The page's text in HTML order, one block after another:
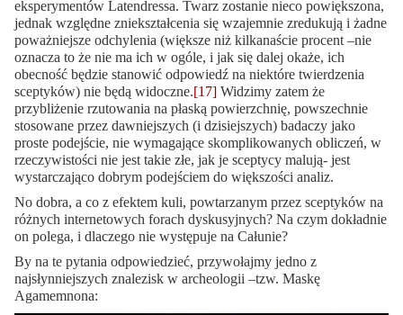
eksperymentów Latendressa. Twarz zostanie nieco powiększona,
jednak względne zniekształcenia się wzajemnie zredukują i żadne
poważniejsze odchylenia (większe niż kilkanaście procent –nie
oznacza to że nie ma ich w ogóle, i jak się dalej okaże, ich
obecność będzie stanowić odpowiedź na niektóre twierdzenia
sceptyków) nie będą widoczne.[17] Widzimy zatem że
przybliżenie rzutowania na płaską powierzchnię, powszechnie
stosowane przez dawniejszych (i dzisiejszych) badaczy jako
proste podejście, nie wymagające skomplikowanych obliczeń, w
rzeczywistości nie jest takie złe, jak je sceptycy malują- jest
wystarczająco dobrym podejściem do większości analiz.
No dobra, a co z efektem kuli, powtarzanym przez sceptyków na
różnych internetowych forach dyskusyjnych? Na czym dokładnie
on polega, i dlaczego nie występuje na Całunie?
By na te pytania odpowiedzieć, przywołajmy jedno z
najsłynniejszych znalezisk w archeologii –tzw. Maskę
Agamemnona: